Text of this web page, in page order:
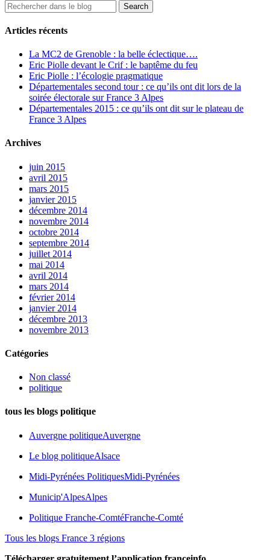
Articles récents
La MC2 de Grenoble : la belle éclectique….
Eric Piolle devant le Crif : le baptême du feu
Eric Piolle : l’écologie pragmatique
Départementales second tour : ce qu’ils ont dit lors de la
soirée électorale sur France 3 Alpes
Départementales 2015 : ce qu’ils ont dit sur le plateau de
France 3 Alpes
Archives
juin 2015
avril 2015
mars 2015
janvier 2015
décembre 2014
novembre 2014
octobre 2014
septembre 2014
juillet 2014
mai 2014
avril 2014
mars 2014
février 2014
janvier 2014
décembre 2013
novembre 2013
Catégories
Non classé
politique
tous les blogs politique
Auvergne politiqueAuvergne
Le blog politiqueAlsace
Midi-Pyrénées PolitiquesMidi-Pyrénées
Municip'AlpesAlpes
Politique Franche-ComtéFranche-Comté
Tous les blogs France 3 régions